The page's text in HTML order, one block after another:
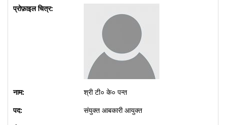
श्री टी० के० पन्त
संयुक्त आबकारी आयुक्त